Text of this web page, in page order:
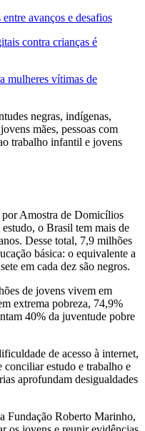
avanços e desafios
contra crianças é
mulheres vítimas de
negras, indígenas,
mães, pessoas com
trabalho infantil e jovens
por Amostra de Domicílios
o Brasil tem mais de
Desse total, 7,9 milhões
básica: o equivalente a
em cada dez são negros.
de jovens vivem em
extrema pobreza, 74,9%
40% da juventude pobre
de acesso à internet,
conciliar estudo e trabalho e
aprofundam desigualdades
Fundação Roberto Marinho,